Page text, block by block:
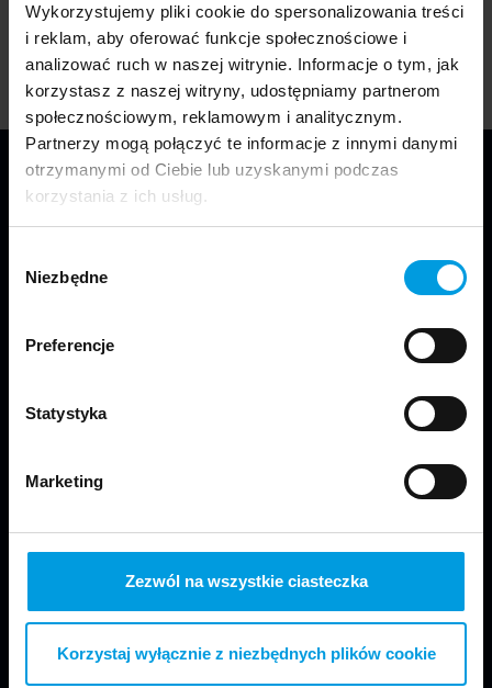
Wykorzystujemy pliki cookie do spersonalizowania treści
i reklam, aby oferować funkcje społecznościowe i
analizować ruch w naszej witrynie. Informacje o tym, jak
korzystasz z naszej witryny, udostępniamy partnerom
społecznościowym, reklamowym i analitycznym.
Partnerzy mogą połączyć te informacje z innymi danymi
otrzymanymi od Ciebie lub uzyskanymi podczas
korzystania z ich usług.
zgody
Niezbędne
Preferencje
Statystyka
Marketing
Zezwól na wszystkie ciasteczka
Korzystaj wyłącznie z niezbędnych plików cookie
Specjalność: Product Design
Rok ukończenia: 2023
w Warszawie Uniwersytetu SWPS.
Odwiedź nas
Copyright © 2024 School of Form